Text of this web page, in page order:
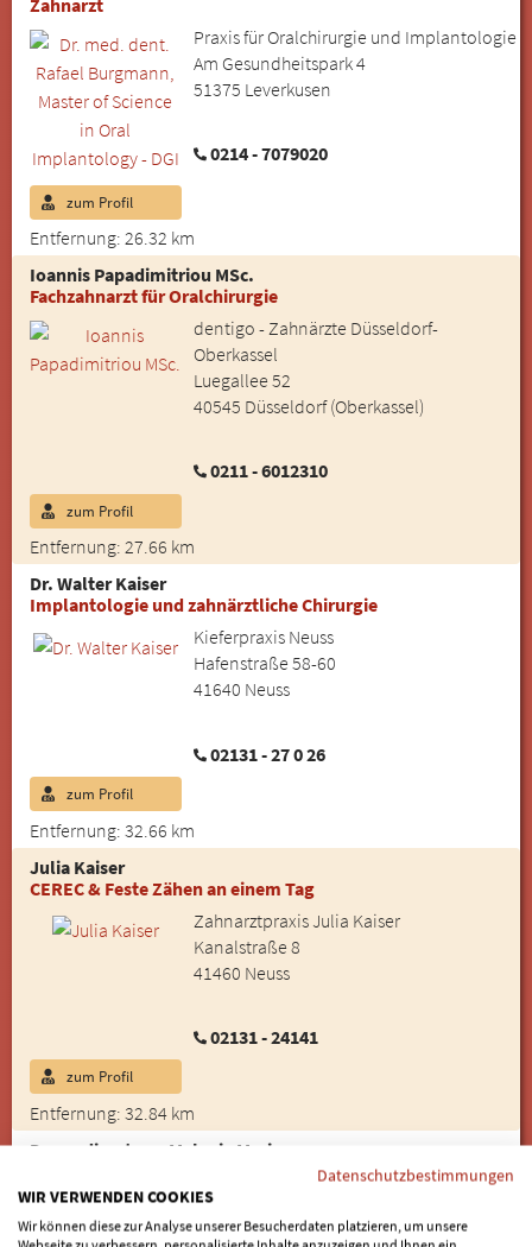
Zahnarzt
Praxis für Oralchirurgie und Implantologie
Am Gesundheitspark 4
51375 Leverkusen
0214 - 7079020
Entfernung: 26.32 km
zum Profil
Ioannis Papadimitriou MSc.
Fachzahnarzt für Oralchirurgie
dentigo - Zahnärzte Düsseldorf-
Oberkassel
Luegallee 52
40545 Düsseldorf (Oberkassel)
0211 - 6012310
Entfernung: 27.66 km
zum Profil
Dr. Walter Kaiser
Implantologie und zahnärztliche Chirurgie
Kieferpraxis Neuss
Hafenstraße 58-60
41640 Neuss
02131 - 27 0 26
Entfernung: 32.66 km
zum Profil
Julia Kaiser
CEREC & Feste Zähen an einem Tag
Zahnarztpraxis Julia Kaiser
Kanalstraße 8
41460 Neuss
02131 - 24141
Entfernung: 32.84 km
zum Profil
Dr. medic. stom. Melanie Maris
Zahnarztpraxis Dr. medic. stom. Melanie
Maris
Datenschutzbestimmungen
WIR VERWENDEN COOKIES
Wir können diese zur Analyse unserer Besucherdaten platzieren, um unsere